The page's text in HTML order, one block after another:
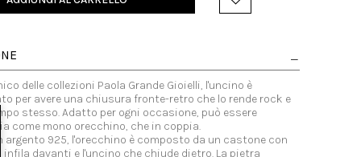
delle collezioni Paola Grande Gioielli, l'uncino è
per avere una chiusura fronte-retro che lo rende rock e
stesso. Adatto per ogni occasione, può essere
come mono orecchino, che in coppia.
argento 925, l'orecchino è composto da un castone con
infila davanti e l'uncino che chiude dietro. La pietra